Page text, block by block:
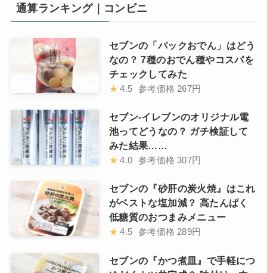
通算ランキング｜コンビニ
セブンの「パックおでん」はどう
なの？ 7種のおでん種やコスパを
チェックしてみた
★ 4.5 参考価格 267円
セブン-イレブンのオリジナル電
池ってどうなの？ ガチ検証して
みた結果……
★ 4.0 参考価格 307円
セブンの『砂肝の炭火焼』はこれ
がベストな塩加減？ 高たんぱく
低糖質のおつまみメニュー
★ 4.5 参考価格 289円
セブンの『かつ煮皿』で手軽につ